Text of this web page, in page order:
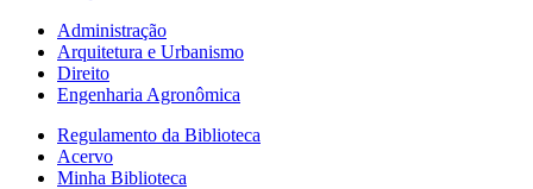
Administração
Arquitetura e Urbanismo
Direito
Engenharia Agronômica
Regulamento da Biblioteca
Acervo
Minha Biblioteca